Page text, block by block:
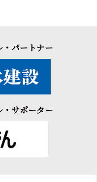
パートナー
サポーター